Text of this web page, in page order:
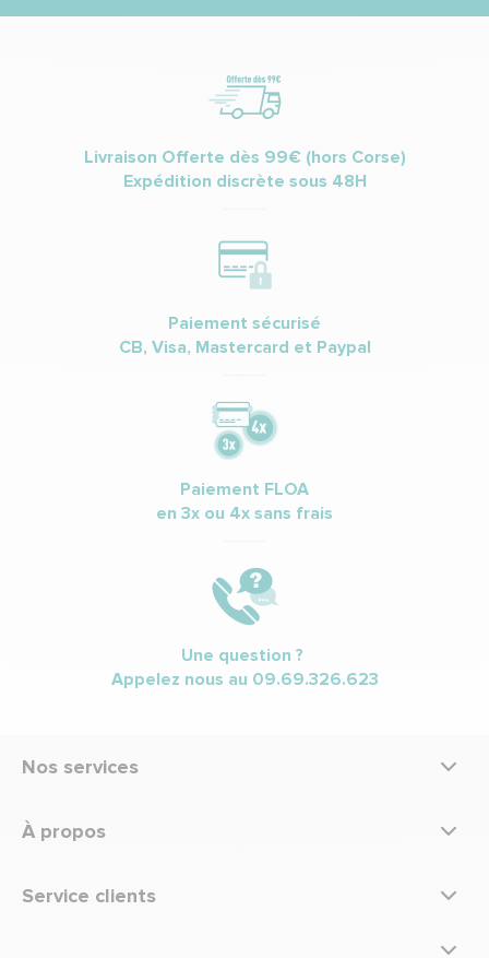
Livraison Offerte dès 99€ (hors Corse)
Expédition discrète sous 48H
Paiement sécurisé
CB, Visa, Mastercard et Paypal
Paiement FLOA
en 3x ou 4x sans frais
Une question ?
Appelez nous au 09.69.326.623
Nos services
À propos
Service clients